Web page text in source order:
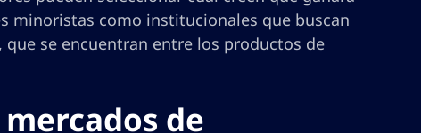
minoristas como institucionales que buscan
que se encuentran entre los productos de
de